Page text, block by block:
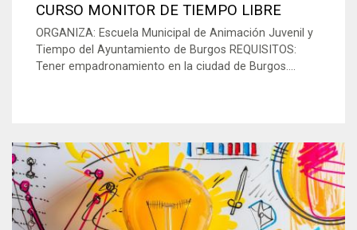
CURSO MONITOR DE TIEMPO LIBRE
ORGANIZA: Escuela Municipal de Animación Juvenil y
Tiempo del Ayuntamiento de Burgos REQUISITOS:
Tener empadronamiento en la ciudad de Burgos....